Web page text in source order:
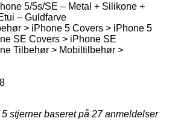
5/5s/SE – Metal + Silikone +
– Guldfarve
> iPhone 5 Covers > iPhone 5
SE Covers > iPhone SE
Tilbehør > Mobiltilbehør >
stjerner baseret på 27anmeldelser